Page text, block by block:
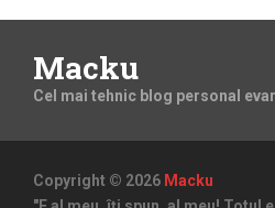
Macku
Cel mai tehnic blog personal evar
Copyright © 2026 Macku